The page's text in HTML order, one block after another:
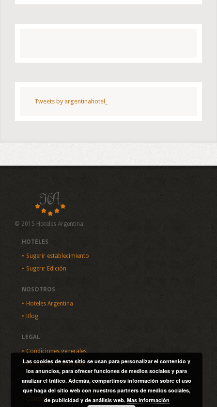
Tweets by argentinahotel_
© 2015 Hoteles Argentina.
HOTELES
Sugerir establecimiento
Sugerir Edición
NOSOTROS
Hoteles Argentina
Blog
LEGAL
Condiciones generales
Política de privacidad
SITIO
Consultas
Las cookies de este sitio se usan para personalizar el contenido y
los anuncios, para ofrecer funciones de medios sociales y para
analizar el tráfico. Además, compartimos información sobre el uso
que haga del sitio web con nuestros partners de medios sociales,
de publicidad y de análisis web. Mas información